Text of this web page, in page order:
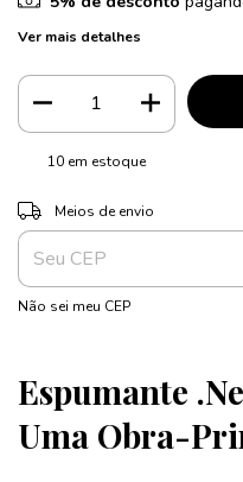
Ver mais detalhes
10em estoque
Entregas para o CEP:
Meios de envio
Não sei meu CEP
Espumante
Uma Obra-